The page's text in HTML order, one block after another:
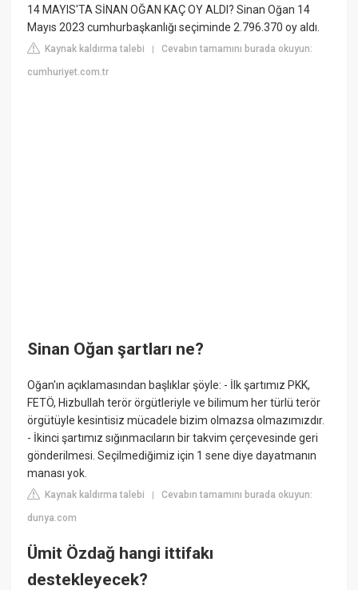
14 MAYIS'TA SİNAN OĞAN KAÇ OY ALDI? Sinan Oğan 14
Mayıs 2023 cumhurbaşkanlığı seçiminde 2.796.370 oy aldı.
Kaynak kaldırma talebi |Cevabın tamamını burada okuyun:
cumhuriyet.com.tr
Sinan Oğan şartları ne?
Oğan'ın açıklamasından başlıklar şöyle: - İlk şartımız PKK,
FETÖ, Hizbullah terör örgütleriyle ve bilimum her türlü terör
örgütüyle kesintisiz mücadele bizim olmazsa olmazımızdır.
- İkinci şartımız sığınmacıların bir takvim çerçevesinde geri
gönderilmesi. Seçilmediğimiz için 1 sene diye dayatmanın
manası yok.
Kaynak kaldırma talebi |Cevabın tamamını burada okuyun:
dunya.com
Ümit Özdağ hangi ittifakı
destekleyecek?